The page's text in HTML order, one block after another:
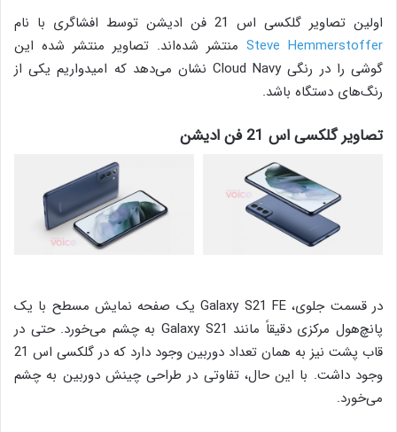
اولین تصاویر گلکسی اس 21 فن ادیشن توسط افشاگری با نام
Steve Hemmerstoffer منتشر شده‌اند. تصاویر منتشر شده این
گوشی را در رنگی Cloud Navy نشان می‌دهد که امیدواریم یکی از
رنگ‌های دستگاه باشد.
تصاویر گلکسی اس 21 فن ادیشن
در قسمت جلوی‌، Galaxy S21 FE یک صفحه نمایش مسطح با یک
پانچ‌هول مرکزی دقیقاً مانند Galaxy S21 به چشم می‌خورد. حتی در
قاب پشت نیز به همان تعداد دوربین وجود دارد که در گلکسی اس 21
وجود داشت. با این حال، تفاوتی در طراحی چینش دوربین به چشم
می‌خورد.